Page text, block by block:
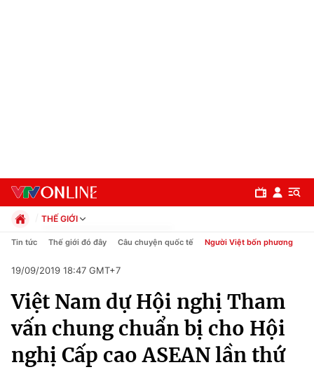
Chuyên mục
Chính trị
Xã hội
THẾ GIỚI
Chính trị
Pháp luật
Kinh tế
Thể thao
Truyền hình
Văn hóa - Giải trí
Y tế
Tin tức Thế giới đó đây Câu chuyện quốc tế Người Việt bốn phương
19/09/2019 18:47 GMT+7
Việt Nam dự Hội nghị Tham
vấn chung chuẩn bị cho Hội
nghị Cấp cao ASEAN lần thứ